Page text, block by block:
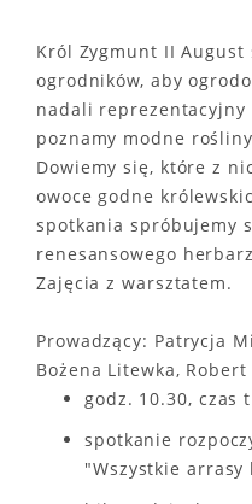
Król Zygmunt II August
ogrodników, aby
nadali reprezentacyjny
poznamy modne
Dowiemy się, które z
owoce godne
spotkania spróbujemy
renesansowego
Zajęcia z warsztatem.
Prowadzący: Patrycja
Bożena Litewka, Robert
godz. 10.30, czas
spotkanie
"Wszystkie arrasy